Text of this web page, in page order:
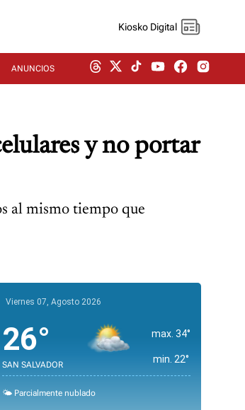
Kiosko Digital
ANUNCIOS
y no portar
al mismo tiempo que
Viernes 07, Agosto 2026
26°
SAN SALVADOR
max. 34°
min. 22°
🌤️ Parcialmente nublado